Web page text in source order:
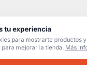
tu experiencia
para mostrarte productos
para mejorar la tienda. Más
seguro SSL / Datos